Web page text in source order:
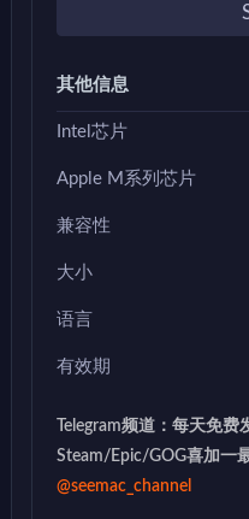
其他信息
Intel芯片
Apple M系列芯片
兼容性
大小
语言
有效期
Telegram频道：每天免费
Steam/Epic/GOG喜加一
@seemac_channel